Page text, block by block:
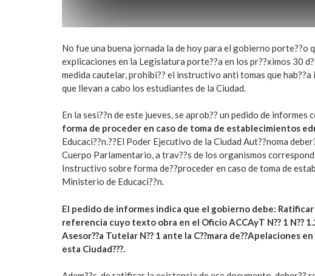
No fue una buena jornada la de hoy para el gobierno porte??o
explicaciones en la Legislatura porte??a en los pr??ximos 30
medida cautelar, prohibi?? el instructivo anti tomas que
que llevan a cabo los estudiantes de la Ciudad.
En la sesi??n de este jueves, se aprob?? un pedido de informes
forma de proceder en caso de toma de establecimientos
Educaci??n.??El Poder Ejecutivo de la Ciudad Aut??noma
Cuerpo Parlamentario, a trav??s de los organismos
Instructivo sobre forma de??proceder en caso de toma de
Ministerio de Educaci??n.
El pedido de informes indica que el gobierno debe:
referencia cuyo texto obra en el Oficio ACCAyT N?? 1 N??
Asesor??a Tutelar N?? 1 ante la C??mara
esta Ciudad???.